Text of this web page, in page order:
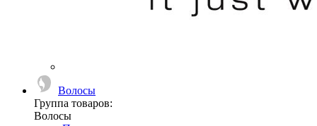
Волосы
Группа товаров:
Волосы